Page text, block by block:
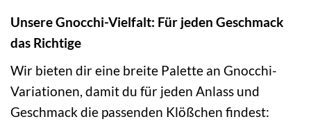
Unsere Gnocchi-Vielfalt: Für jeden Geschmack
das Richtige
Wir bieten dir eine breite Palette an Gnocchi-
Variationen, damit du für jeden Anlass und
Geschmack die passenden Klößchen findest: